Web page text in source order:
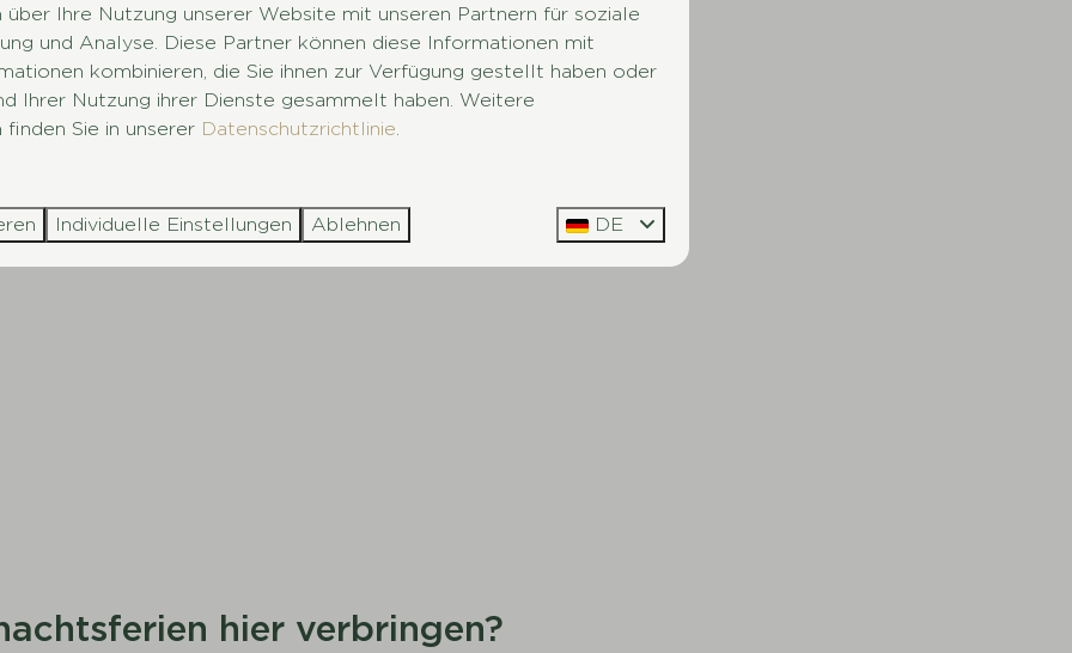
hier verbringen?
über Ihre Nutzung unserer Website mit unseren Partnern für soziale
und Analyse. Diese Partner können diese Informationen mit
kombinieren, die Sie ihnen zur Verfügung gestellt haben oder
Ihrer Nutzung ihrer Dienste gesammelt haben. Weitere
Sie in unserer Datenschutzrichtlinie.
Individuelle Einstellungen Ablehnen DE